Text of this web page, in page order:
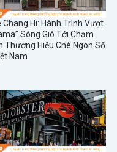
Chang Hi: Hành Trình Vượt
Sóng Gió Tới Chạm
Thương Hiệu Chè Ngon Số
Nam